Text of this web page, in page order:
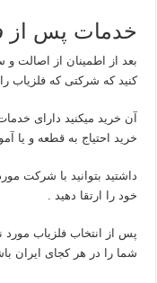
خدمات پس از
بعد از اطمینان از اصالت و
کنید که شرکتی که فلزیاب را
آن خرید میکنید دارای
خرید احتیاج به قطعه و یا
داشتید بتوانید با شرکت
خود را ارتقا دهید .
پس از انتخاب فلزیاب
شما را در هر کجای ایران